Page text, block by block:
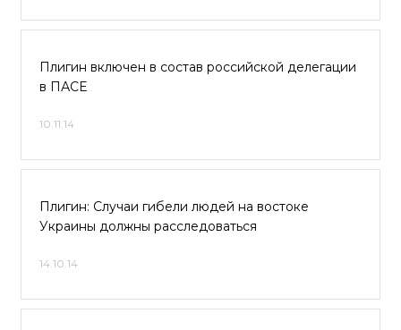
Плигин включен в состав российской делегации
в ПАСЕ
10.11.14
Плигин: Случаи гибели людей на востоке
Украины должны расследоваться
14.10.14